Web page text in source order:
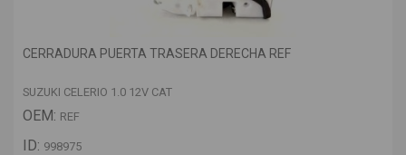
CERRADURA PUERTA TRASERA DERECHA REF
SUZUKI CELERIO 1.0 12V CAT
OEM: REF
ID: 998975